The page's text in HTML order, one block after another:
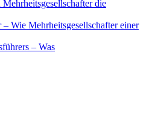
die
Wie Mehrheitsgesellschafter einer
– Was